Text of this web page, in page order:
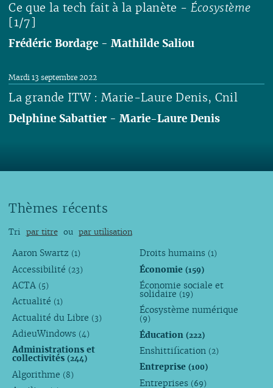
Ce que la tech fait à la planète - Écosystème
[1/7]
Frédéric Bordage -Mathilde Saliou
Lire
La grande ITW : Marie-Laure Denis, Cnil
Mardi 13 septembre 2022
Delphine Sabattier -Marie-Laure Denis
Thèmes récents
Tri par titre ou par utilisation
Aaron Swartz (1)
Accessibilité (23)
ACTA (5)
Actualité (1)
Actualité du Libre (3)
AdieuWindows (4)
Administrations et
collectivités (244)
Algorithme (8)
Droits humains (1)
Économie(159)
Économie sociale et
solidaire (19)
Écosystème numérique
(9)
Éducation(222)
Enshittification (2)
Entreprise(100)
Entreprises (69)